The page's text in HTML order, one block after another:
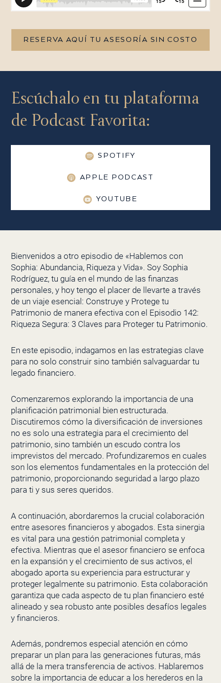
RESERVA AQUÍ TU ASESORÍA SIN COSTO
Escúchalo en tu plataforma
de Podcast Favorita:
SPOTIFY
APPLE PODCAST
YOUTUBE
Bienvenidos a otro episodio de «Hablemos con
Sophia: Abundancia, Riqueza y Vida». Soy Sophia
Rodríguez, tu guía en el mundo de las finanzas
personales, y hoy tengo el placer de llevarte a través
de un viaje esencial: Construye y Protege tu
Patrimonio de manera efectiva con el Episodio 142:
Riqueza Segura: 3 Claves para Proteger tu Patrimonio.
En este episodio, indagamos en las estrategias clave
para no solo construir sino también salvaguardar tu
legado financiero.
Comenzaremos explorando la importancia de una
planificación patrimonial bien estructurada.
Discutiremos cómo la diversificación de inversiones
no es solo una estrategia para el crecimiento del
patrimonio, sino también un escudo contra los
imprevistos del mercado. Profundizaremos en cuales
son los elementos fundamentales en la protección del
patrimonio, proporcionando seguridad a largo plazo
para ti y sus seres queridos.
A continuación, abordaremos la crucial colaboración
entre asesores financieros y abogados. Esta sinergia
es vital para una gestión patrimonial completa y
efectiva. Mientras que el asesor financiero se enfoca
en la expansión y el crecimiento de sus activos, el
abogado aporta su experiencia para estructurar y
proteger legalmente su patrimonio. Esta colaboración
garantiza que cada aspecto de tu plan financiero esté
alineado y sea robusto ante posibles desafíos legales
y financieros.
Además, pondremos especial atención en cómo
preparar un plan para las generaciones futuras, más
allá de la mera transferencia de activos. Hablaremos
sobre la importancia de educar a los herederos en la